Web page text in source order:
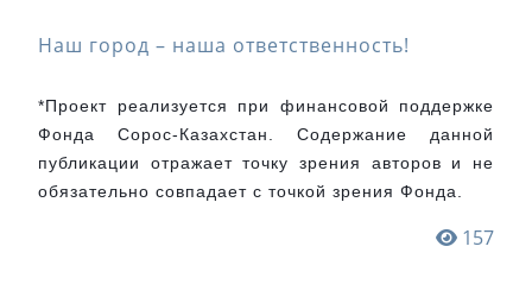
Наш город – наша ответственность!
*Проект реализуется при финансовой поддержке
Фонда Сорос-Казахстан. Содержание данной
публикации отражает точку зрения авторов и не
обязательно совпадает с точкой зрения Фонда.
157